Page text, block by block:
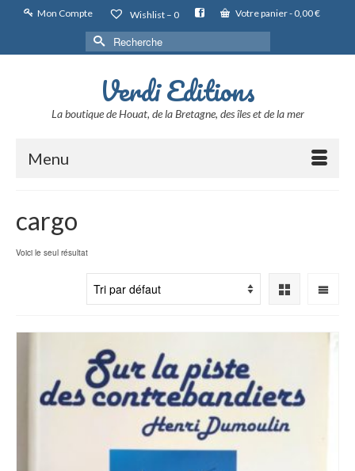
Mon Compte Wishlist – 0 Votre panier- 0,00€
Rechercher :
Verdi Editions
La boutique de Houat, de la Bretagne, des îles et de la mer
Menu
cargo
Voici le seul résultat